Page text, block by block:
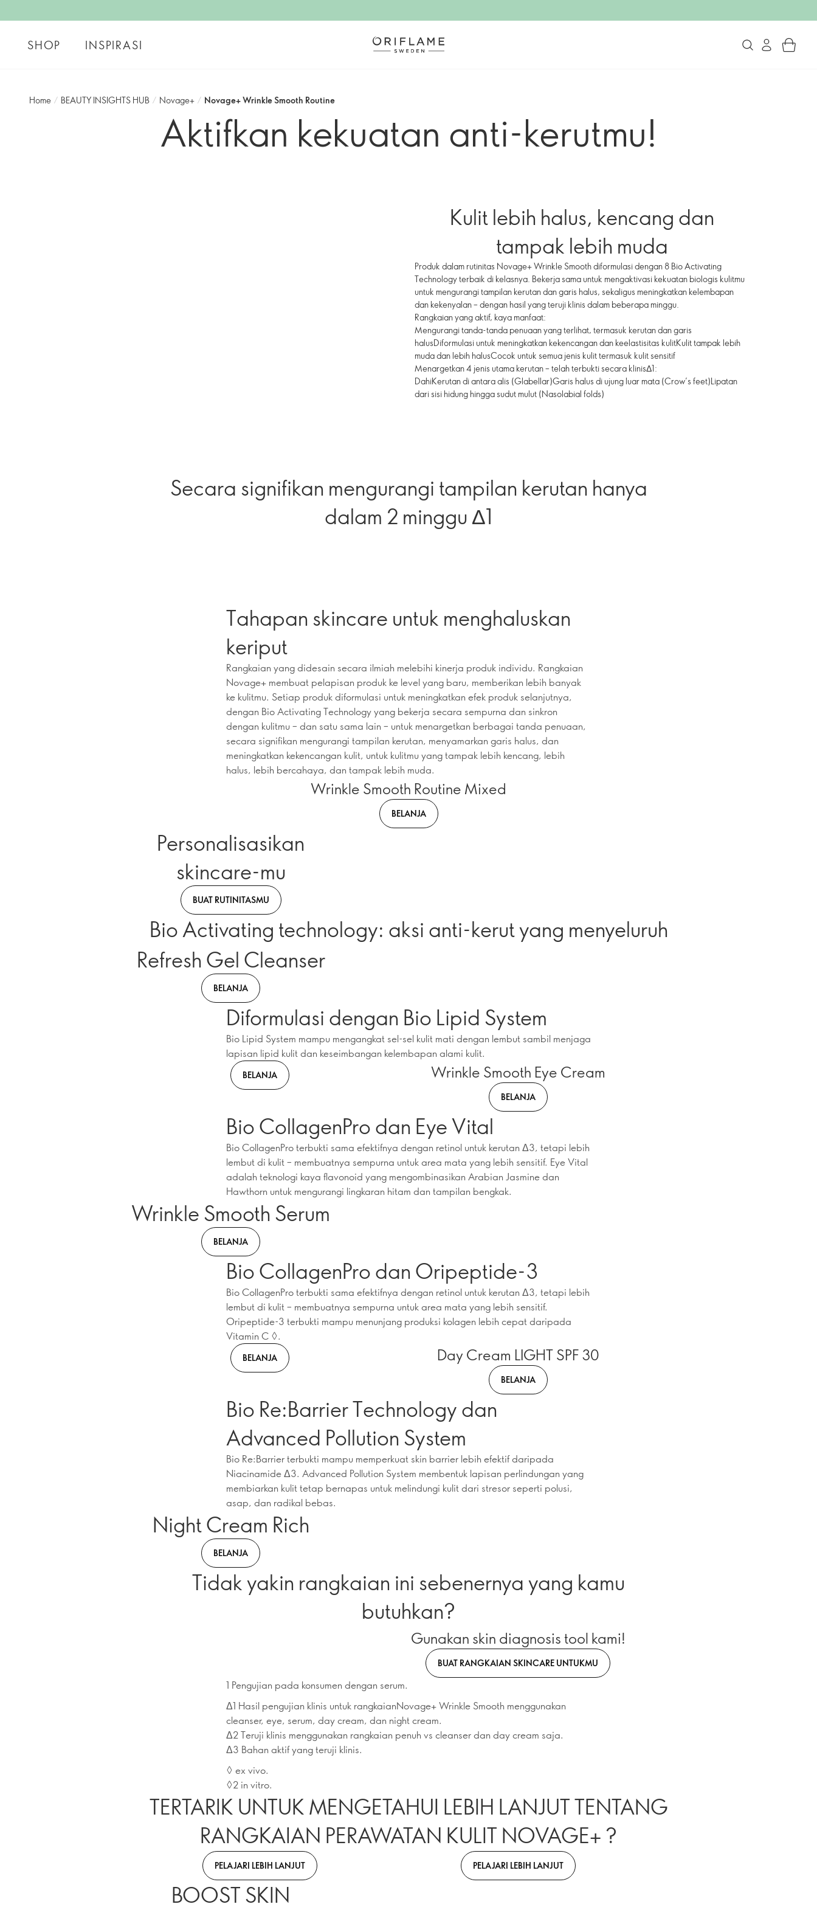
SHOP INSPIRASI
Home / BEAUTY INSIGHTS HUB / Novage+ / Novage+ Wrinkle Smooth Routine
Aktifkan kekuatan anti-kerutmu!
Kulit lebih halus, kencang dan
tampak lebih muda
Produk dalam rutinitas Novage+ Wrinkle Smooth diformulasi dengan 8 Bio Activating
Technology terbaik di kelasnya. Bekerja sama untuk mengaktivasi kekuatan biologis kulitmu
untuk mengurangi tampilan kerutan dan garis halus, sekaligus meningkatkan kelembapan
dan kekenyalan – dengan hasil yang teruji klinis dalam beberapa minggu.
Rangkaian yang aktif, kaya manfaat:
Mengurangi tanda-tanda penuaan yang terlihat, termasuk kerutan dan garis
halusDiformulasi untuk meningkatkan kekencangan dan keelastisitas kulitKulit tampak lebih
muda dan lebih halusCocok untuk semua jenis kulit termasuk kulit sensitif
Menargetkan 4 jenis utama kerutan – telah terbukti secara klinisΔ1:
DahiKerutan di antara alis (Glabellar)Garis halus di ujung luar mata (Crow’s feet)Lipatan
dari sisi hidung hingga sudut mulut (Nasolabial folds)
Secara signifikan mengurangi tampilan kerutan hanya
dalam 2 minggu Δ1
Tahapan skincare untuk menghaluskan
keriput
Rangkaian yang didesain secara ilmiah melebihi kinerja produk individu. Rangkaian
Novage+ membuat pelapisan produk ke level yang baru, memberikan lebih banyak
ke kulitmu. Setiap produk diformulasi untuk meningkatkan efek produk selanjutnya,
dengan Bio Activating Technology yang bekerja secara sempurna dan sinkron
dengan kulitmu – dan satu sama lain – untuk menargetkan berbagai tanda penuaan,
secara signifikan mengurangi tampilan kerutan, menyamarkan garis halus, dan
meningkatkan kekencangan kulit, untuk kulitmu yang tampak lebih kencang, lebih
halus, lebih bercahaya, dan tampak lebih muda.
Wrinkle Smooth Routine Mixed
BELANJA
Personalisasikan
skincare-mu
BUAT RUTINITASMU
Bio Activating technology: aksi anti-kerut yang menyeluruh
Refresh Gel Cleanser
BELANJA
Diformulasi dengan Bio Lipid System
Bio Lipid System mampu mengangkat sel-sel kulit mati dengan lembut sambil menjaga
lapisan lipid kulit dan keseimbangan kelembapan alami kulit.
BELANJA Wrinkle Smooth Eye Cream
BELANJA
Bio CollagenPro dan Eye Vital
Bio CollagenPro terbukti sama efektifnya dengan retinol untuk kerutan Δ3, tetapi lebih
lembut di kulit – membuatnya sempurna untuk area mata yang lebih sensitif. Eye Vital
adalah teknologi kaya flavonoid yang mengombinasikan Arabian Jasmine dan
Hawthorn untuk mengurangi lingkaran hitam dan tampilan bengkak.
Wrinkle Smooth Serum
BELANJA
Bio CollagenPro dan Oripeptide-3
Bio CollagenPro terbukti sama efektifnya dengan retinol untuk kerutan Δ3, tetapi lebih
lembut di kulit – membuatnya sempurna untuk area mata yang lebih sensitif.
Oripeptide-3 terbukti mampu menunjang produksi kolagen lebih cepat daripada
Vitamin C ◊.
BELANJA Day Cream LIGHT SPF 30
BELANJA
Bio Re:Barrier Technology dan
Advanced Pollution System
Bio Re:Barrier terbukti mampu memperkuat skin barrier lebih efektif daripada
Niacinamide Δ3. Advanced Pollution System membentuk lapisan perlindungan yang
membiarkan kulit tetap bernapas untuk melindungi kulit dari stresor seperti polusi,
asap, dan radikal bebas.
Night Cream Rich
BELANJA
Tidak yakin rangkaian ini sebenernya yang kamu
butuhkan?
Gunakan skin diagnosis tool kami!
BUAT RANGKAIAN SKINCARE UNTUKMU
1 Pengujian pada konsumen dengan serum.
Δ1 Hasil pengujian klinis untuk rangkaianNovage+ Wrinkle Smooth menggunakan
cleanser, eye, serum, day cream, dan night cream.
Δ2 Teruji klinis menggunakan rangkaian penuh vs cleanser dan day cream saja.
Δ3 Bahan aktif yang teruji klinis.
◊ ex vivo.
◊2 in vitro.
TERTARIK UNTUK MENGETAHUI LEBIH LANJUT TENTANG
RANGKAIAN PERAWATAN KULIT NOVAGE+ ?
PELAJARI LEBIH LANJUT PELAJARI LEBIH LANJUT
BOOST SKIN